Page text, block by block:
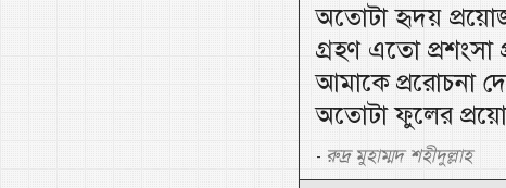
অতোটা হৃদয়
গ্রহণ এতো প্রশংসা
আমাকে প্ররোচনা
অতোটা ফুলের
- রুদ্র মুহাম্মদ শহীদুল্লাহ